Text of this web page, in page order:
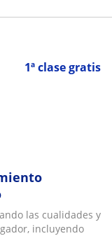
1ª clase gratis
las cualidades y
incluyendo